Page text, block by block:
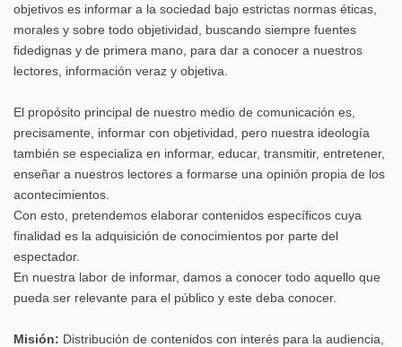
objetivos es informar a la sociedad bajo estrictas normas éticas,
morales y sobre todo objetividad, buscando siempre fuentes
fidedignas y de primera mano, para dar a conocer a nuestros
lectores, información veraz y objetiva.
El propósito principal de nuestro medio de comunicación es,
precisamente, informar con objetividad, pero nuestra ideología
también se especializa en informar, educar, transmitir, entretener,
enseñar a nuestros lectores a formarse una opinión propia de los
acontecimientos.
Con esto, pretendemos elaborar contenidos específicos cuya
finalidad es la adquisición de conocimientos por parte del
espectador.
En nuestra labor de informar, damos a conocer todo aquello que
pueda ser relevante para el público y este deba conocer.
Misión: Distribución de contenidos con interés para la audiencia,